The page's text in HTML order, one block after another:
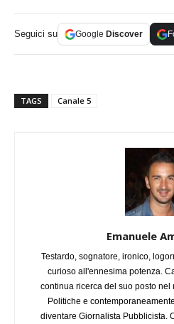
Seguici su Google Discover
TAGS Canale 5
Emanuele
Testardo, sognatore, ironico,
curioso all'ennesima potenza.
continua ricerca del suo posto
Politiche e
diventare Giornalista Pubblicista.